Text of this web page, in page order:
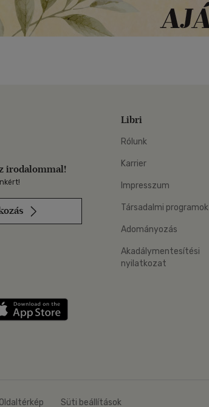
irodalommal!
a LinkedInen
Szerezd meg: Google Play
Libri
Rólunk
Karrier
Impresszum
Társadalmi programok
Adományozás
Akadálymentesítési
nyilatkozat
Oldaltérkép Süti beállítások